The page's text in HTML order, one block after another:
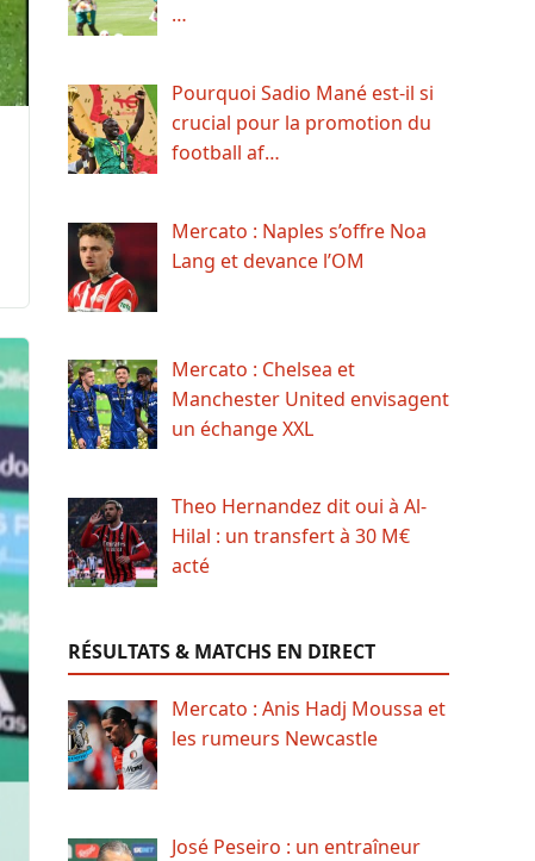
…
Pourquoi Sadio Mané est-il si
crucial pour la promotion du
football af…
Mercato : Naples s’offre Noa
Lang et devance l’OM
Mercato : Chelsea et
Manchester United envisagent
un échange XXL
Theo Hernandez dit oui à Al-
Hilal : un transfert à 30 M€
acté
RÉSULTATS & MATCHS EN DIRECT
Mercato : Anis Hadj Moussa et
les rumeurs Newcastle
José Peseiro : un entraîneur